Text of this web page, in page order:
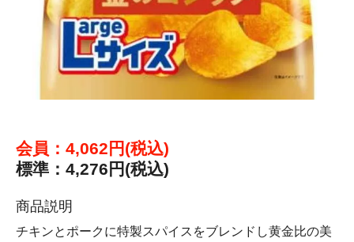
会員：4,062円(税込)
標準：4,276円(税込)
商品説明
チキンとポークに特製スパイスをブレンドし黄金比の美